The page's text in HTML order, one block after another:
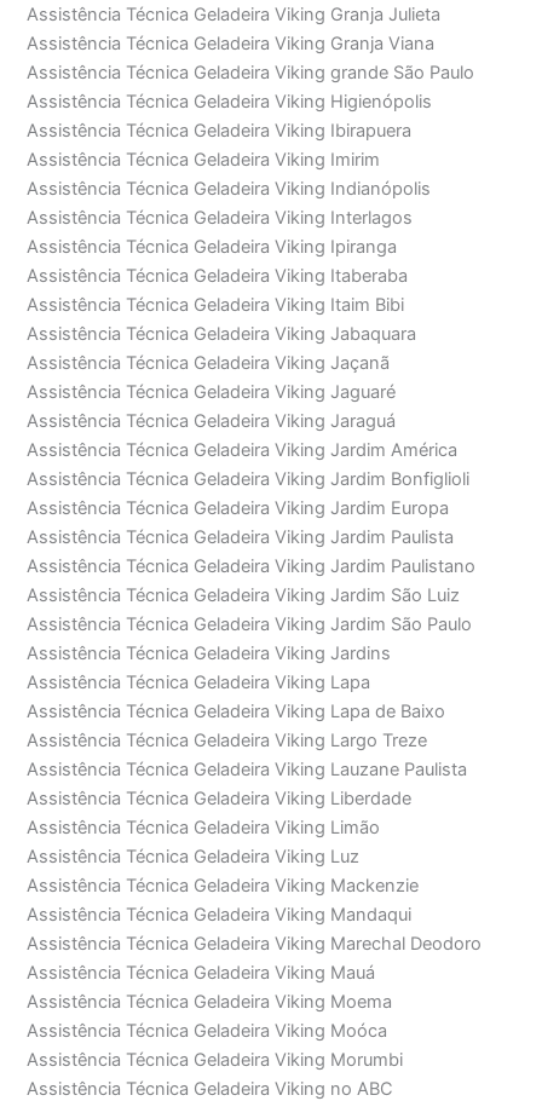
Assistência Técnica Geladeira Viking Granja Julieta
Assistência Técnica Geladeira Viking Granja Viana
Assistência Técnica Geladeira Viking grande São Paulo
Assistência Técnica Geladeira Viking Higienópolis
Assistência Técnica Geladeira Viking Ibirapuera
Assistência Técnica Geladeira Viking Imirim
Assistência Técnica Geladeira Viking Indianópolis
Assistência Técnica Geladeira Viking Interlagos
Assistência Técnica Geladeira Viking Ipiranga
Assistência Técnica Geladeira Viking Itaberaba
Assistência Técnica Geladeira Viking Itaim Bibi
Assistência Técnica Geladeira Viking Jabaquara
Assistência Técnica Geladeira Viking Jaçanã
Assistência Técnica Geladeira Viking Jaguaré
Assistência Técnica Geladeira Viking Jaraguá
Assistência Técnica Geladeira Viking Jardim América
Assistência Técnica Geladeira Viking Jardim Bonfiglioli
Assistência Técnica Geladeira Viking Jardim Europa
Assistência Técnica Geladeira Viking Jardim Paulista
Assistência Técnica Geladeira Viking Jardim Paulistano
Assistência Técnica Geladeira Viking Jardim São Luiz
Assistência Técnica Geladeira Viking Jardim São Paulo
Assistência Técnica Geladeira Viking Jardins
Assistência Técnica Geladeira Viking Lapa
Assistência Técnica Geladeira Viking Lapa de Baixo
Assistência Técnica Geladeira Viking Largo Treze
Assistência Técnica Geladeira Viking Lauzane Paulista
Assistência Técnica Geladeira Viking Liberdade
Assistência Técnica Geladeira Viking Limão
Assistência Técnica Geladeira Viking Luz
Assistência Técnica Geladeira Viking Mackenzie
Assistência Técnica Geladeira Viking Mandaqui
Assistência Técnica Geladeira Viking Marechal Deodoro
Assistência Técnica Geladeira Viking Mauá
Assistência Técnica Geladeira Viking Moema
Assistência Técnica Geladeira Viking Moóca
Assistência Técnica Geladeira Viking Morumbi
Assistência Técnica Geladeira Viking no ABC